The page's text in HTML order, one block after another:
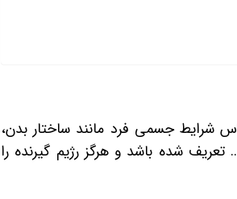
شرایط جسمی فرد مانند ساختار بدن،
شده باشد و هرگز رژیم گیرنده را